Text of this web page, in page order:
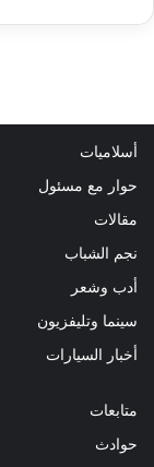
أسلاميات
حوار مع مسئول
مقالات
نجم الشباب
أدب وشعر
سينما وتليفزيون
أخبار السيارات
متابعات
حوادث